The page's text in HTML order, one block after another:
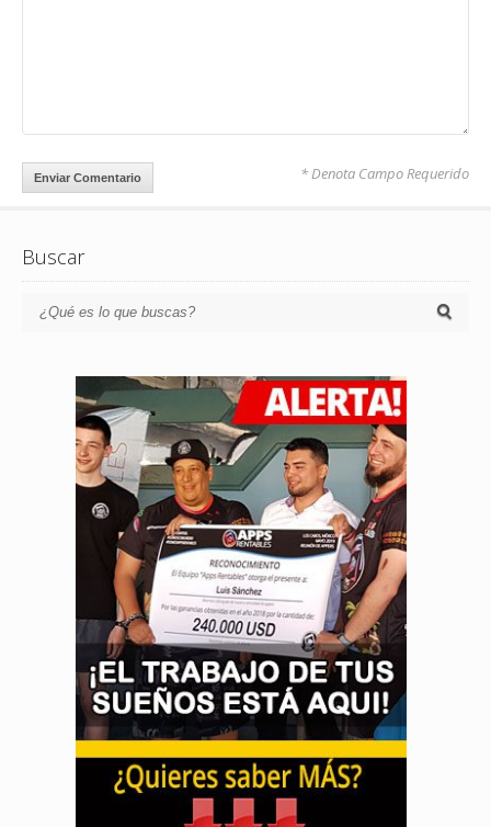
* Denota Campo Requerido
Buscar